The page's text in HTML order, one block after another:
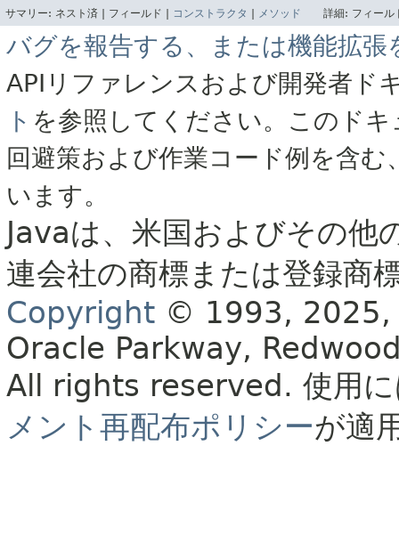
サマリー: ネスト済 | フィールド | コンストラクタ メソッド 詳細: フィー
バグを報告する、または機能拡張
APIリファレンスおよび開発者ド
ト を参照してください。このド
回避策および作業コード例を含
います。
Javaは、米国およびその
連会社の商標または登録商
Copyright © 1993, 2025,
Oracle Parkway,
All rights reserved. 使用
メント再配布ポリシーが適